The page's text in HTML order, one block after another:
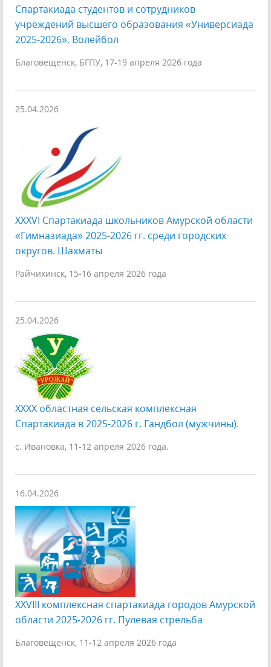
Спартакиада студентов и сотрудников
учреждений высшего образования «Универсиада
2025-2026». Волейбол
Благовещенск, БГПУ, 17-19 апреля 2026 года
25.04.2026
XXXVI Спартакиада школьников Амурской области
«Гимназиада» 2025-2026 гг. среди городских
округов. Шахматы
Райчихинск, 15-16 апреля 2026 года
25.04.2026
XXXX областная сельская комплексная
Спартакиада в 2025-2026 г. Гандбол (мужчины).
с. Ивановка, 11-12 апреля 2026 года.
16.04.2026
XXVIII комплексная спартакиада городов Амурской
области 2025-2026 гг. Пулевая стрельба
Благовещенск, 11-12 апреля 2026 года